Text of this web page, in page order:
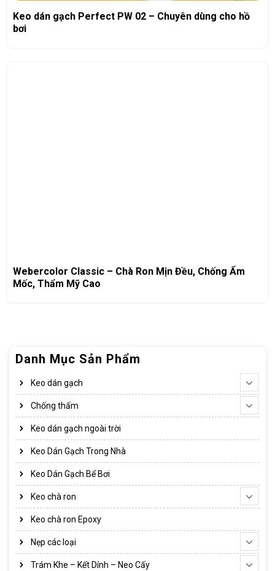
Danh Mục Sản Phẩm
Keo dán gạch
Chống thấm
Keo dán gạch ngoài trời
Keo Dán Gạch Trong Nhà
Keo Dán Gạch Bể Bơi
Keo chà ron
Keo chà ron Epoxy
Nẹp các loại
Trám Khe – Kết Dính – Neo Cấy
Keo dán gạch Perfect PW 02 – Chuyên dùng cho hồ
bơi
Webercolor Classic – Chà Ron Mịn Đều, Chống Ẩm
Mốc, Thẩm Mỹ Cao